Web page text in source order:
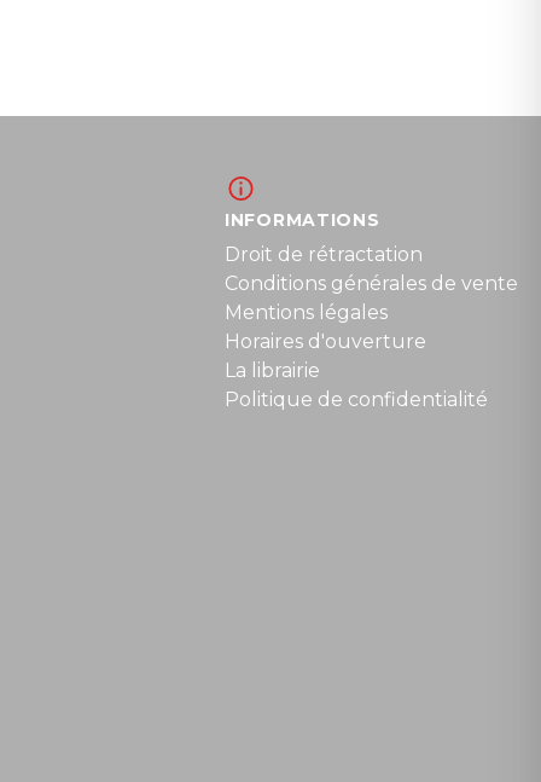
INFORMATIONS
Droit de rétractation
Conditions générales de vente
Mentions légales
Horaires d'ouverture
La librairie
Politique de confidentialité